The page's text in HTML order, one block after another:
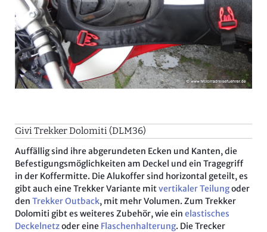
Givi Trekker Dolomiti (DLM36)
Auffällig sind ihre abgerundeten Ecken und Kanten, die
Befestigungsmöglichkeiten am Deckel und ein Tragegriff
in der Koffermitte. Die Alukoffer sind horizontal geteilt, es
gibt auch eine Trekker Variante mitvertikaler Teilungoder
den Trekker Outback, mit mehr Volumen. Zum Trekker
Dolomiti gibt es weiteres Zubehör, wie ein elastisches
Deckelnetzoder eine Flaschenhalterung. Die Trecker